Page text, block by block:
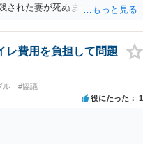
された妻が死ぬまで家に住み続
ます。 もし契約書の作成まで
の弁護士、できれば相続に強い
レ費用を負担して問題
ル #協議
役にたった 1